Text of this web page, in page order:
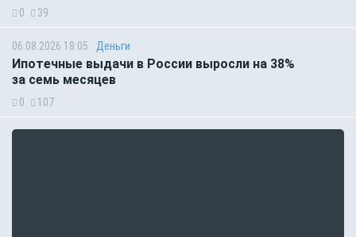
0 39
06.08.2026 18:05 Деньги
Ипотечные выдачи в России выросли на 38%
за семь месяцев
0 107